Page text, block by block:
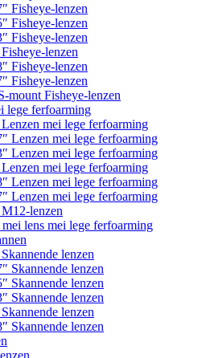
Fisheye-lenzen
Fisheye-lenzen
Fisheye-lenzen
lenzen
Fisheye-lenzen
Fisheye-lenzen
mount Fisheye-lenzen
lege ferfoarming
Lenzen mei lege ferfoarming
Lenzen mei lege ferfoarming
Lenzen mei lege ferfoarming
Lenzen mei lege ferfoarming
Lenzen mei lege ferfoarming
Lenzen mei lege ferfoarming
M12-lenzen
mei lens mei lege ferfoarming
lenzen
Skannende lenzen
Skannende lenzen
Skannende lenzen
lenzen
Skannende lenzen